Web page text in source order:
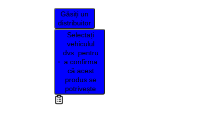
Găsiți un
distribuitor
Selectați
vehiculul
dvs. pentru
a confirma
că acest
produs se
potrivește